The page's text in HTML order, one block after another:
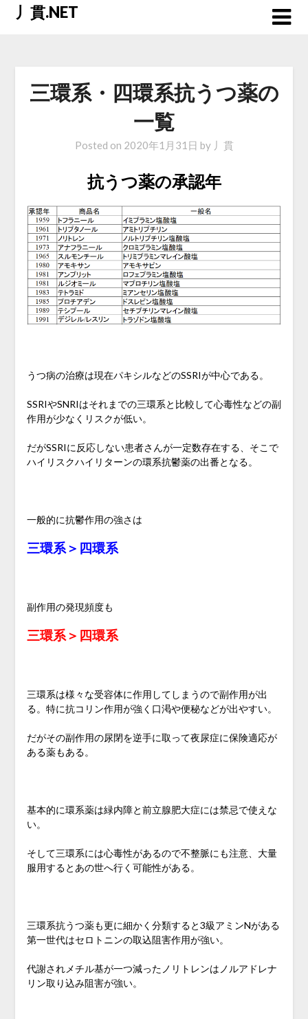
Skip丿貫.NET
三環系・四環系抗うつ薬の
一覧
Posted on 2020年1月31日 by 丿貫
抗うつ薬の承認年
うつ病の治療は現在パキシルなどのSSRIが中心である。
SSRIやSNRIはそれまでの三環系と比較して心毒性などの副
作用が少なくリスクが低い。
だがSSRIに反応しない患者さんが一定数存在する、そこで
ハイリスクハイリターンの環系抗鬱薬の出番となる。
一般的に抗鬱作用の強さは
三環系＞四環系
副作用の発現頻度も
三環系＞四環系
三環系は様々な受容体に作用してしまうので副作用が出
る。特に抗コリン作用が強く口渇や便秘などが出やすい。
だがその副作用の尿閉を逆手に取って夜尿症に保険適応が
ある薬もある。
基本的に環系薬は緑内障と前立腺肥大症には禁忌で使えな
い。
そして三環系には心毒性があるので不整脈にも注意、大量
服用するとあの世へ行く可能性がある。
三環系抗うつ薬も更に細かく分類すると3級アミンNがある
第一世代はセロトニンの取込阻害作用が強い。
代謝されメチル基が一つ減ったノリトレンはノルアドレナ
リン取り込み阻害が強い。